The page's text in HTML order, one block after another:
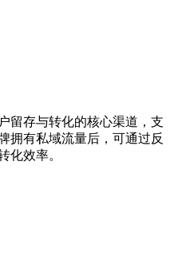
留存与转化的核心渠道，支
拥有私域流量后，可通过反
化效率。